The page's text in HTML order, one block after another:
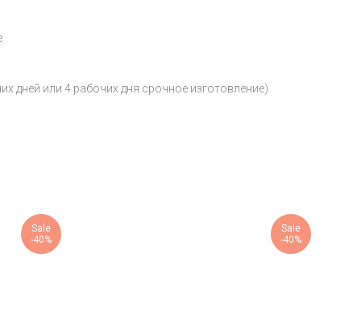
дней или 4 рабочих дня срочное изготовление)
Sale
-40%
Sale
-40%